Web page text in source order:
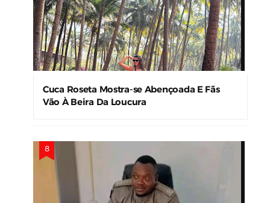
Cuca Roseta Mostra-se Abençoada E Fãs
Vão À Beira Da Loucura